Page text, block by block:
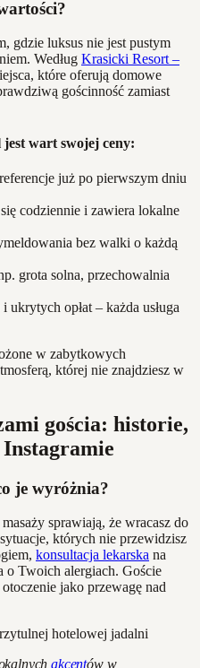
gdzie luksus nie jest pustym
Według Krasicki Resort –
które oferują domowe
gościnność zamiast
jest wart swojej ceny:
już po pierwszym dniu
codziennie i zawiera lokalne
bez walki o każdą
grota solna, przechowalnia
opłat – każda usługa
w zabytkowych
której nie znajdziesz w
gościa: historie,
je wyróżnia?
sprawiają, że wracasz do
których nie przewidzisz
konsultacja lekarska na
o Twoich alergiach. Goście
jako przewagę nad
akcentów w